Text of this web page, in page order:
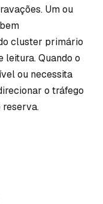
Um ou
cluster primário
leitura. Quando o
ou necessita
o tráfego